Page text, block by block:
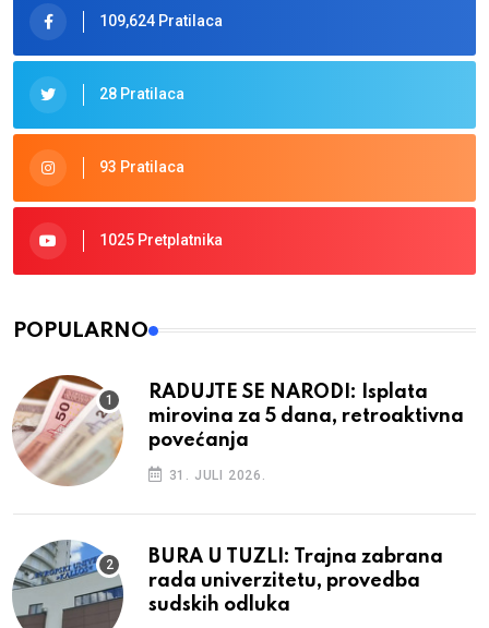
109,624 Pratilaca
28 Pratilaca
93 Pratilaca
1025 Pretplatnika
POPULARNO
RADUJTE SE NARODI: Isplata
mirovina za 5 dana, retroaktivna
povećanja
31. JULI 2026.
BURA U TUZLI: Trajna zabrana
rada univerzitetu, provedba
sudskih odluka